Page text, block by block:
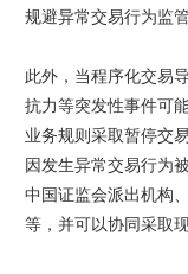
规避异常交易行为监管
此外，当程序化交易
抗力等突发性事件可
业务规则采取暂停交
因发生异常交易行为
中国证监会派出机构
等，并可以协同采取